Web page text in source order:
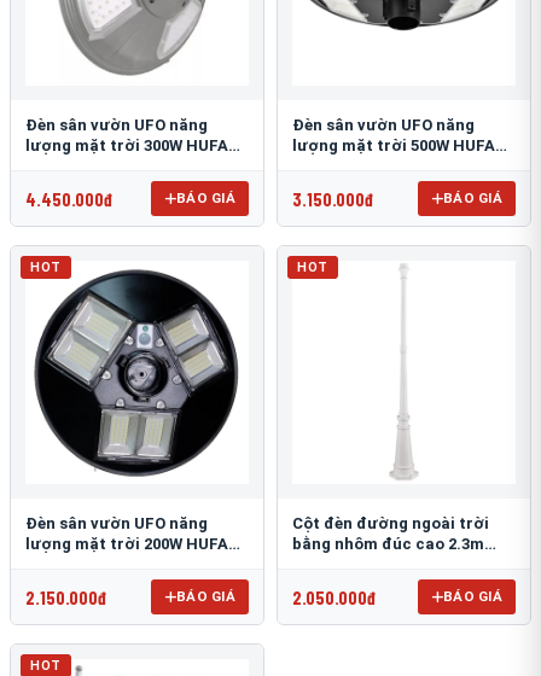
Đèn sân vườn UFO năng
lượng mặt trời 300W HUFA
4.450.000đ BÁO GIÁ
Đèn sân vườn UFO năng
lượng mặt trời 500W HUFA
3.150.000đ BÁO GIÁ
HOT
Đèn sân vườn UFO năng
lượng mặt trời 200W HUFA
2.150.000đ BÁO GIÁ
HOT
Cột đèn đường ngoài trời
bằng nhôm đúc cao 2.3m
2.050.000đ BÁO GIÁ
HOT